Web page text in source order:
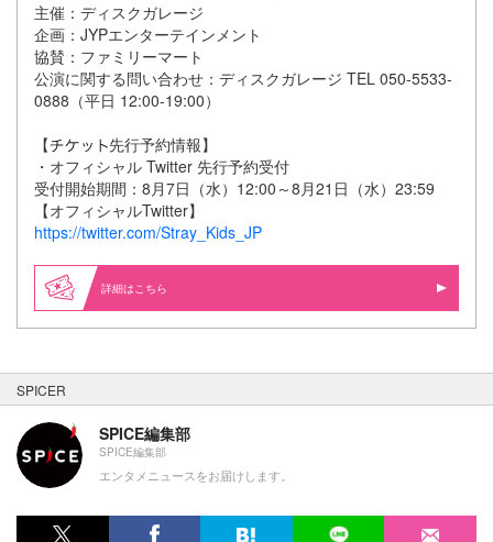
主催：ディスクガレージ
企画：JYPエンターテインメント
協賛：ファミリーマート
公演に関する問い合わせ：ディスクガレージ TEL 050-5533-
0888（平日 12:00-19:00）
【
先行予約情報】
・オフィシャル Twitter 先行予約受付
受付開始期間：8月7日（水）12:00～8月21日（水）23:59
【オフィシャルTwitter】
https://twitter.com/Stray_Kids_JP
詳細はこちら
SPICER
SPICE編集部
SPICE編集部
エンタメニュースをお届けします。